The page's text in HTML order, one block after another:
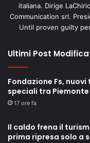
italiana. Dirige
Communication srl.
Until proven guilty
Ultimi Post
Fondazione Fs,
speciali tra
17 ore fa
Il caldo frena il
prima ripresa solo a